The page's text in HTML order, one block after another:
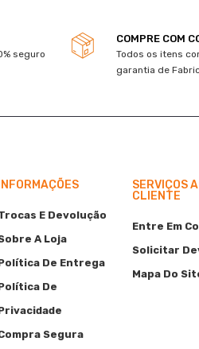
seguro
COMPRE COM
Todos os itens
garantia de
INFORMAÇÕES
E Devolução
A Loja
De Entrega
De
Segura
SERVIÇOS
CLIENTE
Entre Em
Solicitar
Mapa Do